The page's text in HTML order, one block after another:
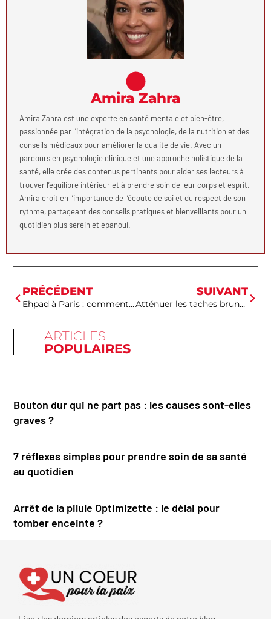
Amira Zahra
Amira Zahra est une experte en santé mentale et bien-être,
passionnée par l’intégration de la psychologie, de la nutrition et des
conseils médicaux pour améliorer la qualité de vie. Avec un
parcours en psychologie clinique et une approche holistique de la
santé, elle crée des contenus pertinents pour aider ses lecteurs à
trouver l’équilibre intérieur et à prendre soin de leur corps et esprit.
Amira croit en l’importance de l’écoute de soi et du respect de son
rythme, partageant des conseils pratiques et bienveillants pour un
quotidien plus serein et épanoui.
PRÉCÉDENT
Ehpad à Paris : comment choisir la structure adaptée pour vos proches
SUIVANT
Atténuer les taches brunes du visage sans agresser la peau et retrouver un teint éclatant
ARTICLES
POPULAIRES
Bouton dur qui ne part pas : les causes sont-elles
graves ?
7 réflexes simples pour prendre soin de sa santé
au quotidien
Arrêt de la pilule Optimizette : le délai pour
tomber enceinte ?